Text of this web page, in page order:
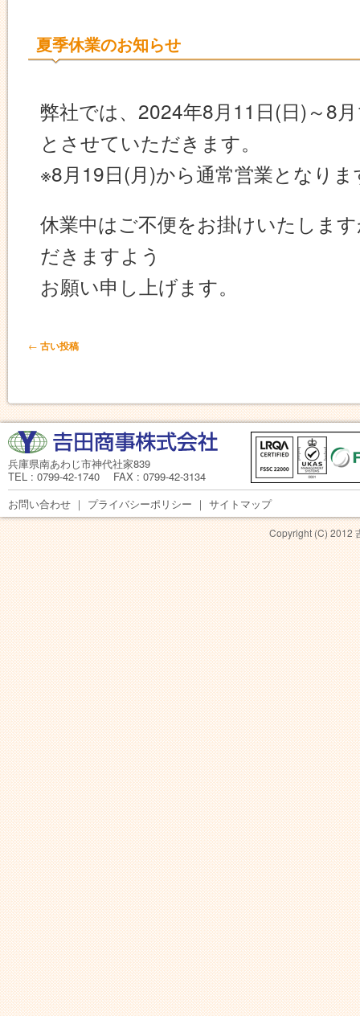
夏季休業のお知らせ
弊社では、2024年8月11日(日)～8
とさせていただきます。
※8月19日(月)から通常営業となりま
休業中はご不便をお掛けいたしま
だきますよう
お願い申し上げます。
投稿ナビゲーション
← 古い投稿
兵庫県南あわじ市神代社家839
TEL : 0799-42-1740 FAX : 0799-42-3134
お問い合わせ ｜ プライバシーポリシー ｜ サイトマップ
Copyright (C) 2012